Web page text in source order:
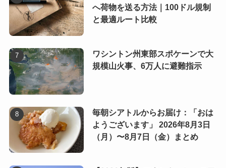
へ荷物を送る方法｜100ドル規制
と最適ルート比較
ワシントン州東部スポケーンで大
規模山火事、6万人に避難指示
毎朝シアトルからお届け：「おは
ようございます」 2026年8月3日
（月）〜8月7日（金）まとめ